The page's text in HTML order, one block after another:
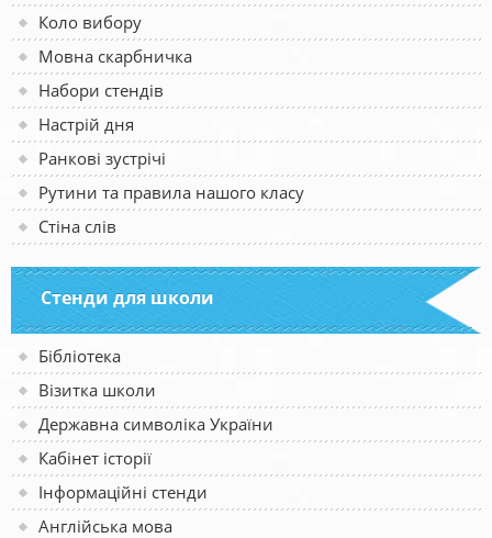
Коло вибору
Мовна скарбничка
Набори стендів
Настрій дня
Ранкові зустрічі
Рутини та правила нашого класу
Стіна слів
Стенди для школи
Бібліотека
Візитка школи
Державна символіка України
Кабінет історії
Інформаційні стенди
Англійська мова